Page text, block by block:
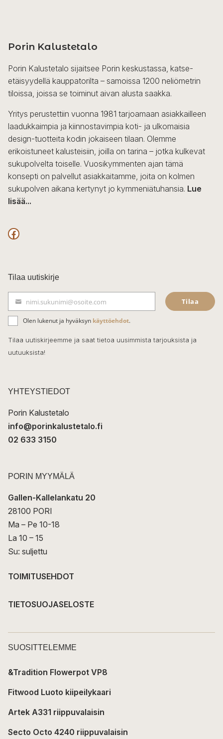
muunnelma.
tehdä
valinnat
tuotteen
sivulla.
Porin Kalustetalo
Porin Kalustetalo sijaitsee Porin keskustassa, katse-
etäisyydellä kauppatorilta – samoissa 1200 neliömetrin
tiloissa, joissa se toiminut aivan alusta saakka.
Yritys perustettiin vuonna 1981 tarjoamaan asiakkailleen
laadukkaimpia ja kiinnostavimpia koti- ja ulkomaisia
design-tuotteita kodin jokaiseen tilaan. Olemme
erikoistuneet kalusteisiin, joilla on tarina – jotka kulkevat
sukupolvelta toiselle. Vuosikymmenten ajan tämä
konsepti on palvellut asiakkaitamme, joita on kolmen
sukupolven aikana kertynyt jo kymmeniätuhansia. Lue
lisää...
F
c
e
b
o
o
k
Tilaa uutiskirje
ä
h
k
p
t
nimi.sukunimi@osoite.com Tilaa
Olen lukenut ja hyväksyn käyttöehdot.
Tilaa uutiskirjeemme ja saat tietoa uusimmista tarjouksista ja
uutuuksista!
YHTEYSTIEDOT
Porin Kalustetalo
info@porinkalustetalo.fi
02 633 3150
PORIN MYYMÄLÄ
Gallen-Kallelankatu 20
28100 PORI
Ma – Pe 10-18
La 10 – 15
Su: suljettu
TOIMITUSEHDOT
TIETOSUOJASELOSTE
SUOSITTELEMME
&Tradition Flowerpot VP8
Fitwood Luoto kiipeilykaari
Artek A331 riippuvalaisin
Secto Octo 4240 riippuvalaisin